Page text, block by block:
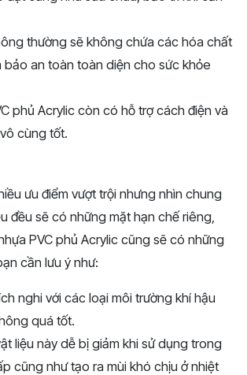
thường sẽ không chứa các hóa chất
bảo an toàn toàn diện cho sức khỏe
phủ Acrylic còn có hỗ trợ cách điện và
cùng tốt.
ưu điểm vượt trội nhưng nhìn chung
đều sẽ có những mặt hạn chế riêng,
PVC phủ Acrylic cũng sẽ có những
cần lưu ý như:
nghi với các loại môi trường khí hậu
quá tốt.
liệu này dễ bị giảm khi sử dụng trong
cũng như tạo ra mùi khó chịu ở nhiệt